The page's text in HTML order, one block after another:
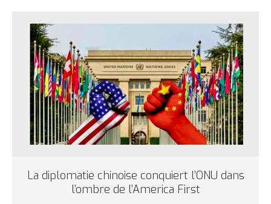
La diplomatie chinoise conquiert l’ONU dans
l’ombre de l’America First